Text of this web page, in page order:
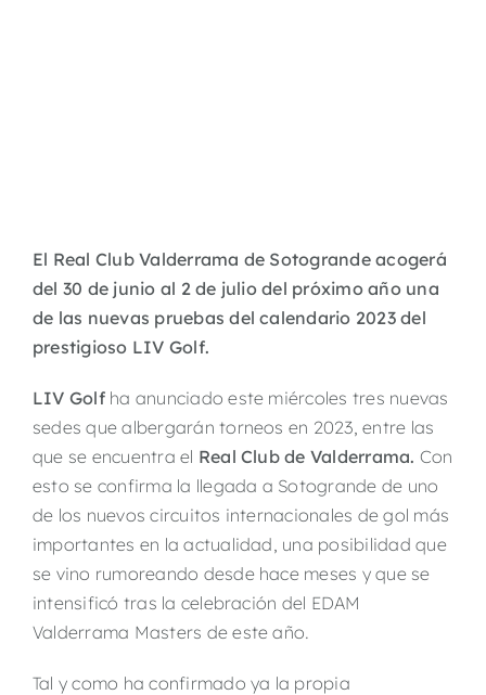
El Real Club Valderrama de Sotogrande acogerá
del 30 de junio al 2 de julio del próximo año una
de las nuevas pruebas del calendario 2023 del
prestigioso LIV Golf.
LIV Golfha anunciado este miércoles tres nuevas
sedes que albergarán torneos en 2023, entre las
que se encuentra el Real Club de Valderrama. Con
esto se confirma la llegada a Sotogrande de uno
de los nuevos circuitos internacionales de gol más
importantes en la actualidad, una posibilidad que
se vino rumoreando desde hace meses y que se
intensificó tras la celebración del EDAM
Valderrama Masters de este año.
Tal y como ha confirmado ya la propia